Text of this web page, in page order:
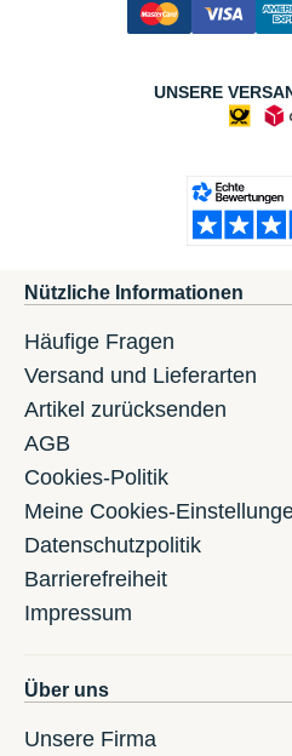
UNSERE
Nützliche Informationen
Häufige Fragen
Versand und Lieferarten
Artikel zurücksenden
AGB
Cookies-Politik
Meine Cookies-
Datenschutzpolitik
Barrierefreiheit
Impressum
Über uns
Unsere Firma